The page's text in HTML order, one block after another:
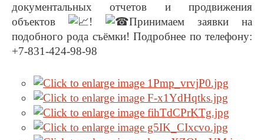
документальных отчетов и продвижения
объектов
!
Принимаем заявки на
подобного рода съёмки! Подробнее по телефону:
+7-831-424-98-98